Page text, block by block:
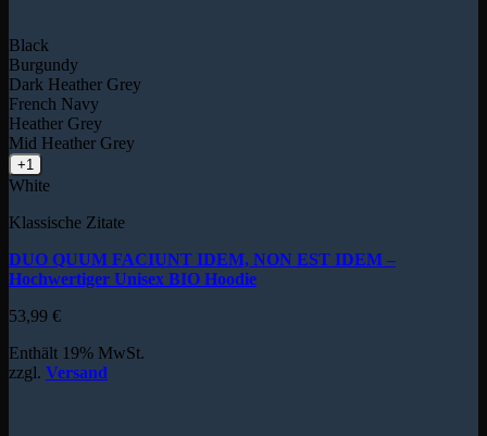
Black
Burgundy
Dark Heather Grey
French Navy
Heather Grey
Mid Heather Grey
+1
White
Klassische Zitate
DUO QUUM FACIUNT IDEM, NON EST IDEM –
Hochwertiger Unisex BIO Hoodie
53,99 €
Enthält 19% MwSt.
zzgl. Versand